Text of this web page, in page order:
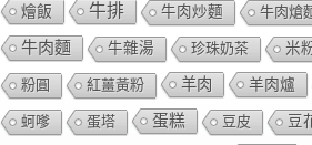
燴飯 牛排 牛肉炒麵 牛肉熗
牛肉麵 牛雜湯 珍珠奶茶 米
粉圓 紅薑黃粉 羊肉 羊肉爐
蚵嗲 蛋塔 蛋糕 豆皮 豆